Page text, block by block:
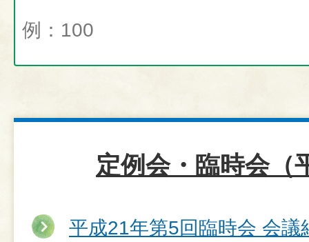
定例会・臨時会（
平成21年第5回臨時会 会議